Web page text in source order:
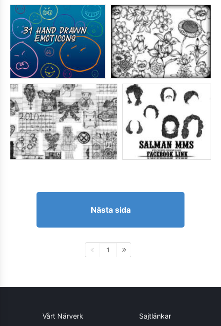
Nästa sida
1
Vårt Närverk Sajtlänkar